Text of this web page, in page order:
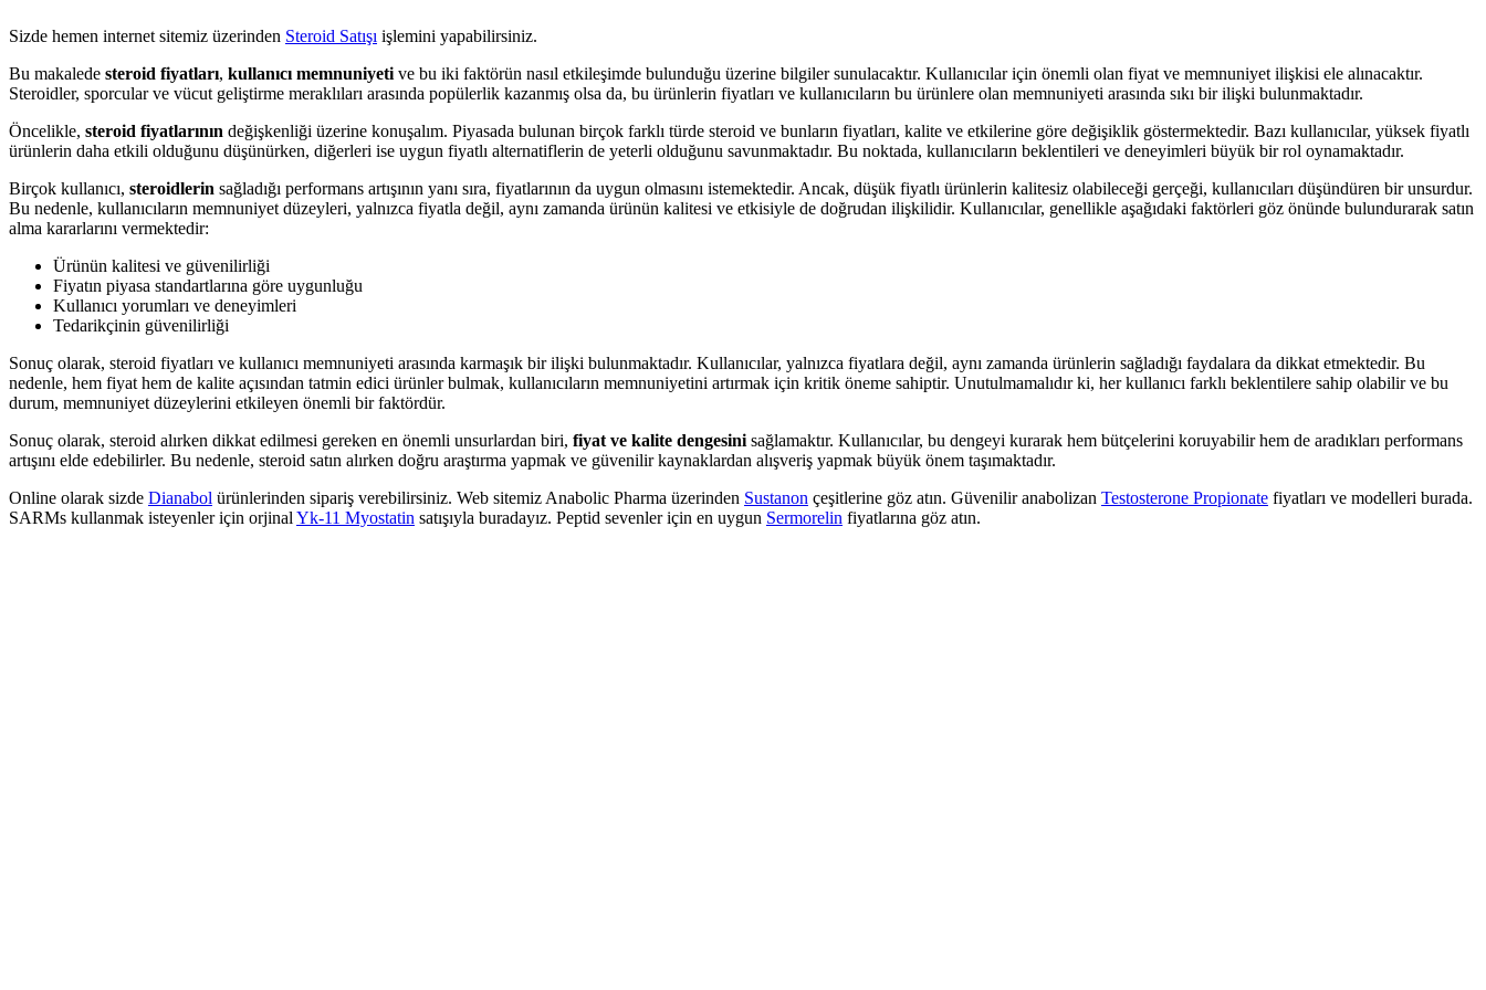
Sizde hemen internet sitemiz üzerinden Steroid Satışı işlemini yapabilirsiniz.
Bu makalede steroid fiyatları, kullanıcı memnuniyeti ve bu iki faktörün nasıl etkileşimde bulunduğu üzerine bilgiler sunulacaktır. Kullanıcılar için önemli olan fiyat ve memnuniyet ilişkisi ele alınacaktır.
Steroidler, sporcular ve vücut geliştirme meraklıları arasında popülerlik kazanmış olsa da, bu ürünlerin fiyatları ve kullanıcıların bu ürünlere olan memnuniyeti arasında sıkı bir ilişki bulunmaktadır.
Öncelikle, steroid fiyatlarının değişkenliği üzerine konuşalım. Piyasada bulunan birçok farklı türde steroid ve bunların fiyatları, kalite ve etkilerine göre değişiklik göstermektedir. Bazı kullanıcılar, yüksek fiyatlı
ürünlerin daha etkili olduğunu düşünürken, diğerleri ise uygun fiyatlı alternatiflerin de yeterli olduğunu savunmaktadır. Bu noktada, kullanıcıların beklentileri ve deneyimleri büyük bir rol oynamaktadır.
Birçok kullanıcı, steroidlerin sağladığı performans artışının yanı sıra, fiyatlarının da uygun olmasını istemektedir. Ancak, düşük fiyatlı ürünlerin kalitesiz olabileceği gerçeği, kullanıcıları düşündüren bir unsurdur.
Bu nedenle, kullanıcıların memnuniyet düzeyleri, yalnızca fiyatla değil, aynı zamanda ürünün kalitesi ve etkisiyle de doğrudan ilişkilidir. Kullanıcılar, genellikle aşağıdaki faktörleri göz önünde bulundurarak satın
alma kararlarını vermektedir:
Ürünün kalitesi ve güvenilirliği
Fiyatın piyasa standartlarına göre uygunluğu
Kullanıcı yorumları ve deneyimleri
Tedarikçinin güvenilirliği
Sonuç olarak, steroid fiyatları ve kullanıcı memnuniyeti arasında karmaşık bir ilişki bulunmaktadır. Kullanıcılar, yalnızca fiyatlara değil, aynı zamanda ürünlerin sağladığı faydalara da dikkat etmektedir. Bu
nedenle, hem fiyat hem de kalite açısından tatmin edici ürünler bulmak, kullanıcıların memnuniyetini artırmak için kritik öneme sahiptir. Unutulmamalıdır ki, her kullanıcı farklı beklentilere sahip olabilir ve bu
durum, memnuniyet düzeylerini etkileyen önemli bir faktördür.
Sonuç olarak, steroid alırken dikkat edilmesi gereken en önemli unsurlardan biri, fiyat ve kalite dengesini sağlamaktır. Kullanıcılar, bu dengeyi kurarak hem bütçelerini koruyabilir hem de aradıkları performans
artışını elde edebilirler. Bu nedenle, steroid satın alırken doğru araştırma yapmak ve güvenilir kaynaklardan alışveriş yapmak büyük önem taşımaktadır.
Online olarak sizde Dianabol ürünlerinden sipariş verebilirsiniz. Web sitemiz Anabolic Pharma üzerinden Sustanon çeşitlerine göz atın. Güvenilir anabolizan Testosterone Propionate fiyatları ve modelleri burada.
SARMs kullanmak isteyenler için orjinal Yk-11 Myostatin satışıyla buradayız. Peptid sevenler için en uygun Sermorelin fiyatlarına göz atın.